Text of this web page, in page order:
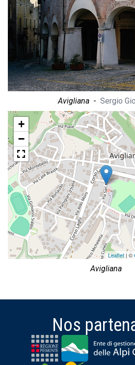
Avigliana - Sergio
+
−
Leaflet | ©
Avigliana
Nos